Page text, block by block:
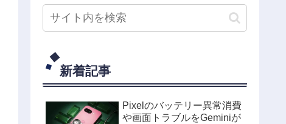
新着記事
Pixelのバッテリー異常消費
や画面トラブルをGeminiが